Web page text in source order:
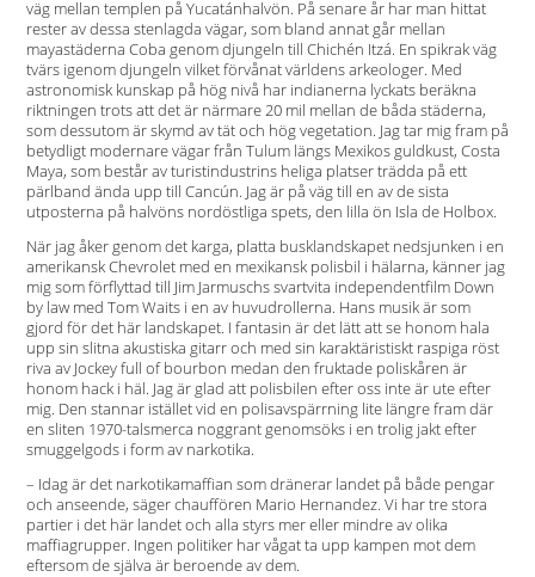
väg mellan templen på Yucatánhalvön. På senare år har man hittat
rester av dessa stenlagda vägar, som bland annat går mellan
mayastäderna Coba genom djungeln till Chichén Itzá. En spikrak väg
tvärs igenom djungeln vilket förvånat världens arkeologer. Med
astronomisk kunskap på hög nivå har indianerna lyckats beräkna
riktningen trots att det är närmare 20 mil mellan de båda städerna,
som dessutom är skymd av tät och hög vegetation. Jag tar mig fram på
betydligt modernare vägar från Tulum längs Mexikos guldkust, Costa
Maya, som består av turistindustrins heliga platser trädda på ett
pärlband ända upp till Cancún. Jag är på väg till en av de sista
utposterna på halvöns nordöstliga spets, den lilla ön Isla de Holbox.
När jag åker genom det karga, platta busklandskapet nedsjunken i en
amerikansk Chevrolet med en mexikansk polisbil i hälarna, känner jag
mig som förflyttad till Jim Jarmuschs svartvita independentfilm Down
by law med Tom Waits i en av huvudrollerna. Hans musik är som
gjord för det här landskapet. I fantasin är det lätt att se honom hala
upp sin slitna akustiska gitarr och med sin karaktäristiskt raspiga röst
riva av Jockey full of bourbon medan den fruktade poliskåren är
honom hack i häl. Jag är glad att polisbilen efter oss inte är ute efter
mig. Den stannar istället vid en polisavspärrning lite längre fram där
en sliten 1970-talsmerca noggrant genomsöks i en trolig jakt efter
smuggelgods i form av narkotika.
– Idag är det narkotikamaffian som dränerar landet på både pengar
och anseende, säger chauffören Mario Hernandez. Vi har tre stora
partier i det här landet och alla styrs mer eller mindre av olika
maffiagrupper. Ingen politiker har vågat ta upp kampen mot dem
eftersom de själva är beroende av dem.